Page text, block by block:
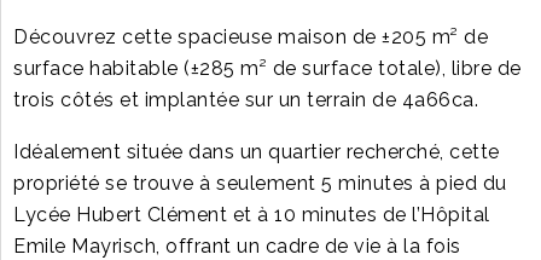
Découvrez cette spacieuse maison de ±205 m² de
surface habitable (±285 m² de surface totale), libre de
trois côtés et implantée sur un terrain de 4a66ca.
Idéalement située dans un quartier recherché, cette
propriété se trouve à seulement 5 minutes à pied du
Lycée Hubert Clément et à 10 minutes de l’Hôpital
Emile Mayrisch, offrant un cadre de vie à la fois